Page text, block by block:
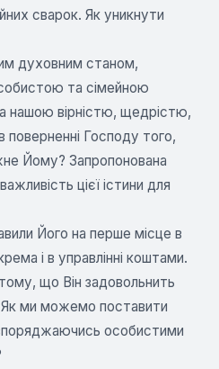
сварок. Як уникнути
духовним станом,
та сімейною
нашою вірністю, щедрістю,
поверненні Господу того,
Йому? Запропонована
цієї істини для
Його на перше місце в
і в управлінні коштами.
що Він задовольнить
ми можемо поставити
особистими